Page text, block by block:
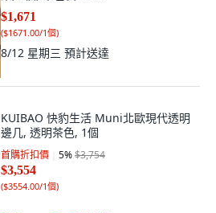
$1,671
($1671.00/1個)
8/12 星期三 預計送達
KUIBAO 快豹生活 Muni北歐現代透明
邊几, 透明茶色, 1個
首購折扣價 5%$3,754
$3,554
($3554.00/1個)